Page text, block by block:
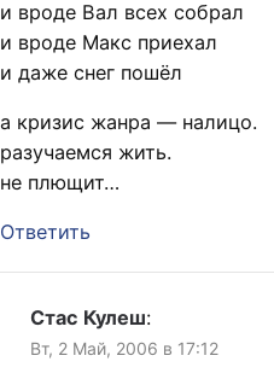
и вроде Вал всех собрал
и вроде Макс приехал
и даже снег пошёл
а кризис жанра — налицо.
разучаемся жить.
не плющит…
Ответить
Стас Кулеш:
Вт, 2 Май, 2006 в 17:12